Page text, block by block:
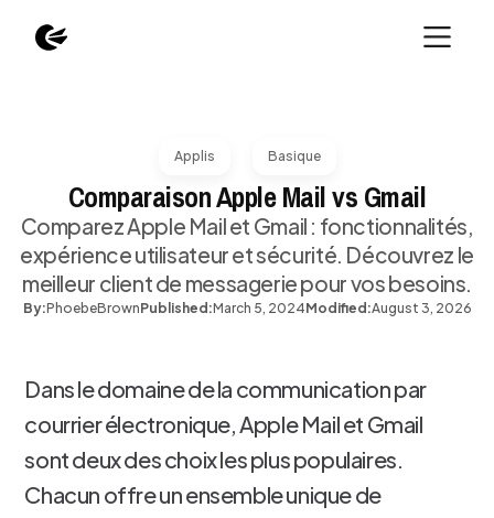
Applis Basique
Comparaison Apple Mail vs Gmail
Comparez Apple Mail et Gmail : fonctionnalités,
expérience utilisateur et sécurité. Découvrez le
meilleur client de messagerie pour vos besoins.
By:PhoebeBrownPublished:March 5, 2024Modified:August 3, 2026
Dans le domaine de la communication par
courrier électronique, Apple Mail et Gmail
sont deux des choix les plus populaires.
Chacun offre un ensemble unique de